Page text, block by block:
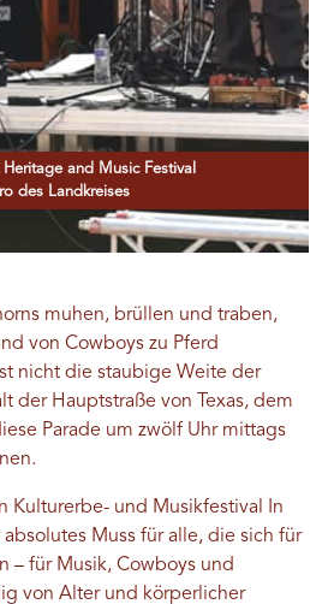
and Music Festival
des Landkreises
muhen, brüllen und traben,
von Cowboys zu Pferd
nicht die staubige Weite der
der Hauptstraße von Texas, dem
Parade um zwölf Uhr mittags
Kulturerbe- und Musikfestival
In
absolutes Muss für alle, die sich für
– für Musik, Cowboys und
von Alter und körperlicher